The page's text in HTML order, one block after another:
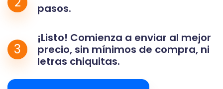
pasos.
3
¡Listo! Comienza a enviar al mejor
precio, sin mínimos de compra, ni
letras chiquitas.